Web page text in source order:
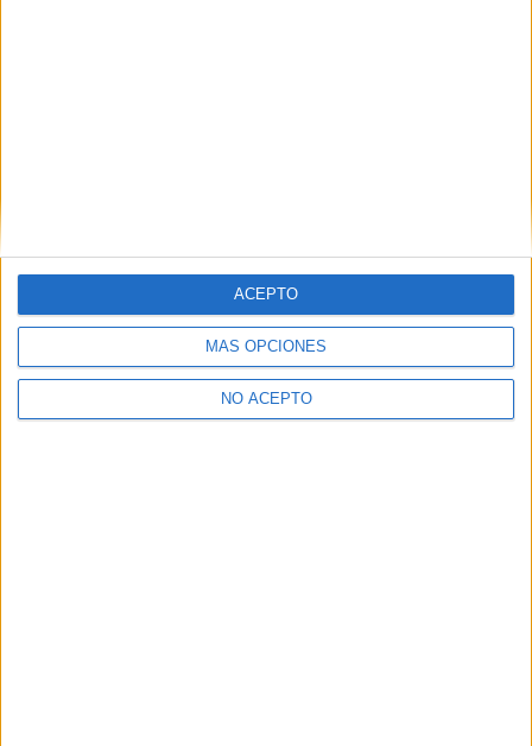
MÁS OPCIONES
NO ACEPTO
ACEPTO
Y como regalo de agradecimiento, por registrarte te daremos
gratis una copia de nuestro ebook con 100 consejos para tu
primer año de universidad